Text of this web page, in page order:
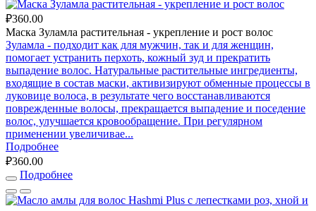
₽360.00
Маска Зуламла растительная - укрепление и рост волос
Зуламла - подходит как для мужчин, так и для женщин,
помогает устранить перхоть, кожный зуд и прекратить
выпадение волос. Натуральные растительные ингредиенты,
входящие в состав маски, активизируют обменные процессы в
луковице волоса, в результате чего восстанавливаются
поврежденные волосы, прекращается выпадение и поседение
волос, улучшается кровообращение. При регулярном
применении увеличивае...
Подробнее
₽360.00
Подробнее